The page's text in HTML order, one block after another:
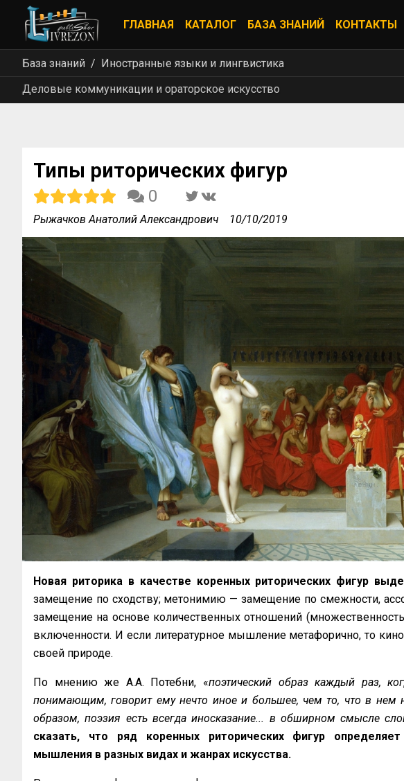
ГЛАВНАЯ КАТАЛОГ БАЗА ЗНАНИЙ КОНТАКТЫ
База знаний
Иностранные языки и лингвистика
Деловые коммуникации и ораторское искусство
Типы риторических фигур
0
Рыжачков Анатолий Александрович 10/10/2019
Новая риторика в качестве коренных риторических фигур
замещение по сходству; метонимию — замещение по смежности,
замещение на основе количественных отношений
включенности. И если литературное мышление метафорично, то
своей природе.
По мнению же А.А. Потебни, «поэтический образ каждый раз,
понимающим, говорит ему нечто иное и большее, чем то, что в нем
образом, поэзия есть всегда иносказание... в обширном смысле
сказать, что ряд коренных риторических фигур
мышления в разных видах и жанрах искусства.